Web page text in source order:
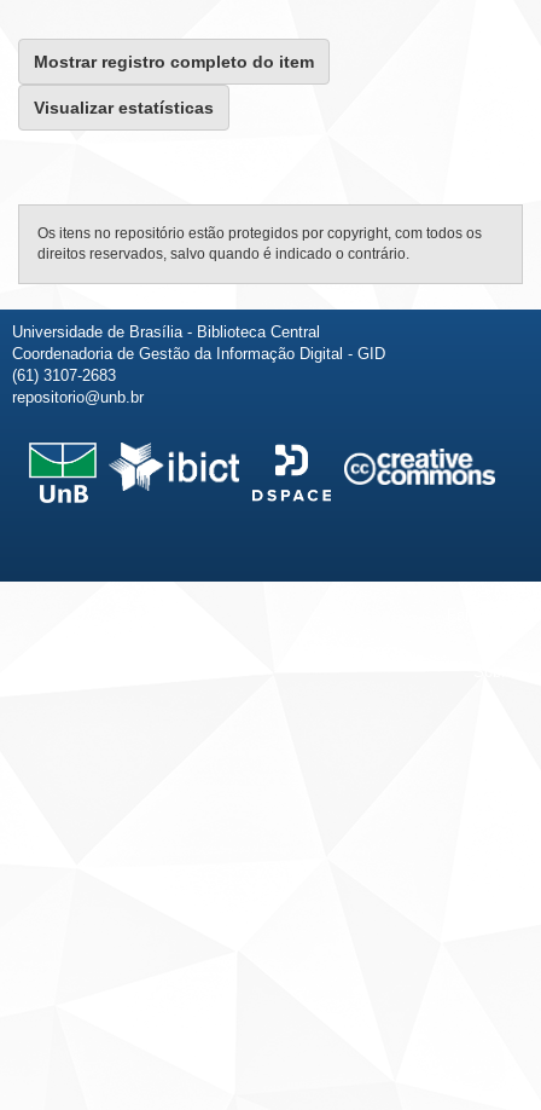
Mostrar registro completo do item
Visualizar estatísticas
Os itens no repositório estão protegidos por copyright, com todos os
direitos reservados, salvo quando é indicado o contrário.
Universidade de Brasília - Biblioteca Central
Coordenadoria de Gestão da Informação Digital - GID
(61) 3107-2683
repositorio@unb.br